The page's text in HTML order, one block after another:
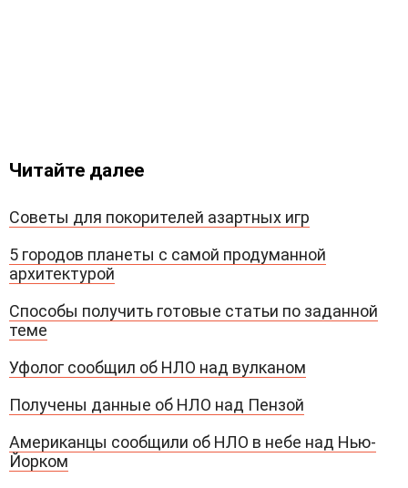
Читайте далее
Советы для покорителей азартных игр
5 городов планеты с самой продуманной
архитектурой
Способы получить готовые статьи по заданной
теме
Уфолог сообщил об НЛО над вулканом
Получены данные об НЛО над Пензой
Американцы сообщили об НЛО в небе над Нью-
Йорком